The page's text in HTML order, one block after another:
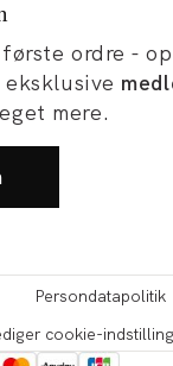
ordre -
mere.
Persondatapolitik
cookie-